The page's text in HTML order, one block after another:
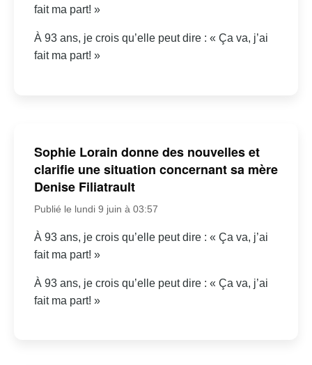
fait ma part! »
À 93 ans, je crois qu’elle peut dire : « Ça va, j’ai
fait ma part! »
Sophie Lorain donne des nouvelles et
clarifie une situation concernant sa mère
Denise Filiatrault
Publié le lundi 9 juin à 03:57
À 93 ans, je crois qu’elle peut dire : « Ça va, j’ai
fait ma part! »
À 93 ans, je crois qu’elle peut dire : « Ça va, j’ai
fait ma part! »